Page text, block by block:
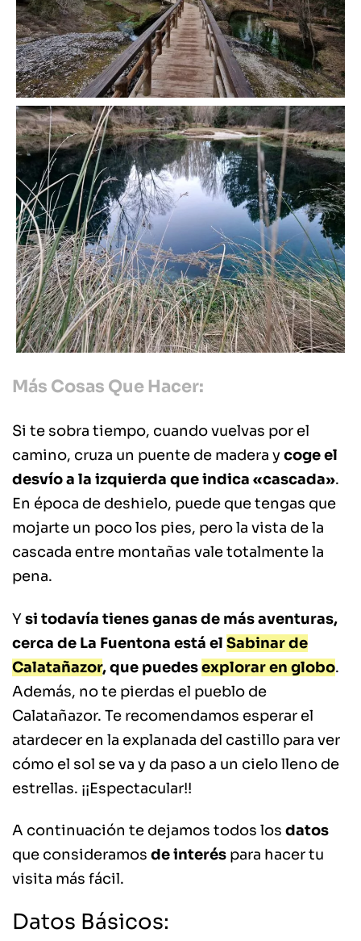
Más Cosas Que Hacer:
Si te sobra tiempo, cuando vuelvas por el
camino, cruza un puente de madera ycoge el
desvío a la izquierda que indica «cascada».
En época de deshielo, puede que tengas que
mojarte un poco los pies, pero la vista de la
cascada entre montañas vale totalmente la
pena.
Ysi todavía tienes ganas de más aventuras,
cerca de La Fuentona está el Sabinar de
Calatañazor, que puedesexplorar en globo.
Además, no te pierdas el pueblo de
Calatañazor. Te recomendamos esperar el
atardecer en la explanada del castillo para ver
cómo el sol se va y da paso a un cielo lleno de
estrellas. ¡¡Espectacular!!
A continuación te dejamos todos los datos
que consideramos de interés para hacer tu
visita más fácil.
Datos Básicos: